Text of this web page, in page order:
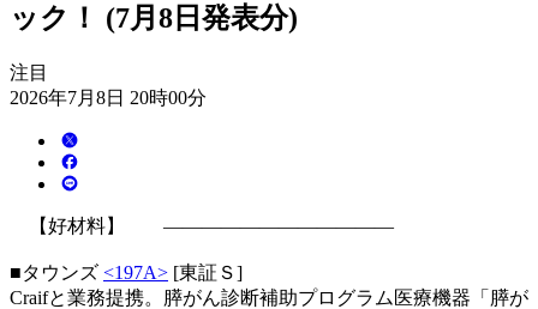
ック！ (7月8日発表分)
注目
2026年7月8日 20時00分
【好材料】 ――――――――――――
■タウンズ <197A> [東証Ｓ]
Craifと業務提携。膵がん診断補助プログラム医療機器「膵が